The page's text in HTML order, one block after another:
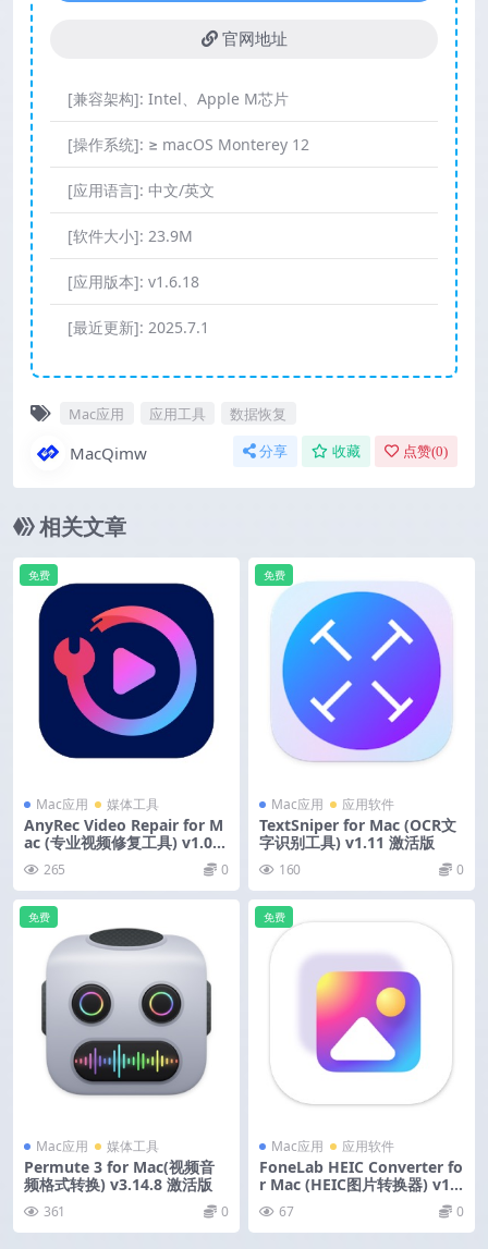
官网地址
[兼容架构]: Intel、Apple M芯片
[操作系统]: ≥ macOS Monterey 12
[应用语言]: 中文/英文
[软件大小]: 23.9M
[应用版本]: v1.6.18
[最近更新]: 2025.7.1
Mac应用 应用工具 数据恢复
MacQimw 分享 收藏 点赞(0)
相关文章
Mac应用 媒体工具
AnyRec Video Repair for M
ac (专业视频修复工具) v1.0.1
8 激活版
免费
265 0
Mac应用 应用软件
TextSniper for Mac (OCR文
字识别工具) v1.11 激活版
免费
160 0
Mac应用 媒体工具
Permute 3 for Mac(视频音
频格式转换) v3.14.8 激活版
免费
361 0
Mac应用 应用软件
FoneLab HEIC Converter fo
r Mac (HEIC图片转换器) v1.
0.28 激活版
免费
67 0